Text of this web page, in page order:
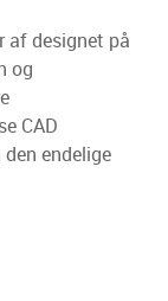
af designet på
og
CAD
endelige